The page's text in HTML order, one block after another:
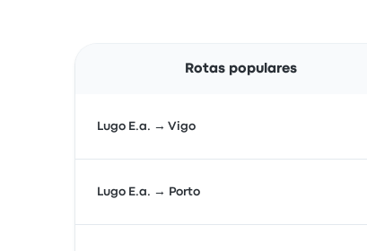
Rotas populares
Lugo E.a. → Vigo
Lugo E.a. → Porto